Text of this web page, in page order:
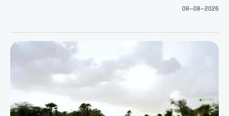
08-08-2026